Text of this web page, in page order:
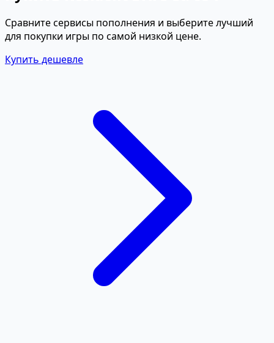
Сравните сервисы пополнения и выберите лучший
для покупки игры по самой низкой цене.
Купить дешевле